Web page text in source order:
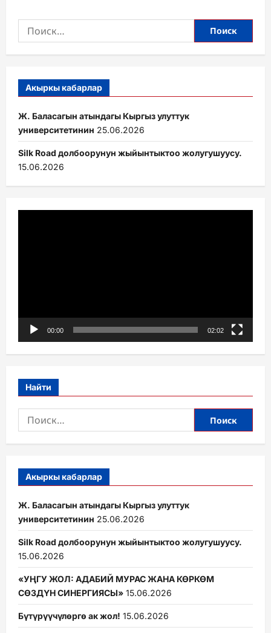
Найти:
Акыркы кабарлар
Ж. Баласагын атындагы Кыргыз улуттук
университетинин 25.06.2026
Silk Road долбоорунун жыйынтыктоо жолугушуусу.
15.06.2026
00:00 02:02
Найти
Найти:
Акыркы кабарлар
Ж. Баласагын атындагы Кыргыз улуттук
университетинин 25.06.2026
Silk Road долбоорунун жыйынтыктоо жолугушуусу.
15.06.2026
«УҢГУ ЖОЛ: АДАБИЙ МУРАС ЖАНА КӨРКӨМ
СӨЗДҮН СИНЕРГИЯСЫ» 15.06.2026
Бүтүрүүчүлөргө ак жол! 15.06.2026